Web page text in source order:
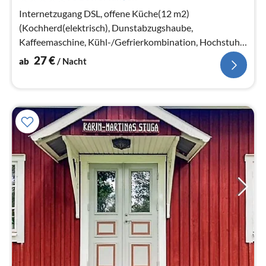
Internetzugang DSL, offene Küche(12 m2)
(Kochherd(elektrisch), Dunstabzugshaube,
Kaffeemaschine, Kühl-/Gefrierkombination, Hochstuhl),
Wohn-/Schlafzimmer(8 m2)
ab 27€/ Nacht